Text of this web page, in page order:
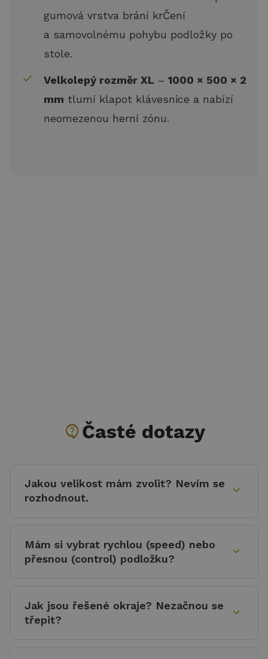
gumová vrstva brání krČení
a samovolnému pohybu podložky po
stole.
Velkolepý rozměr XL – 1000 × 500 × 2
mm tlumí klapot klávesnice a nabízí
neomezenou herní zónu.
contact_supportČasté dotazy
Jakou velikost mám zvolit? Nevím se
rozhodnout.
expand_more
Mám si vybrat rychlou (speed) nebo
přesnou (control) podložku?
expand_more
Jak jsou řešené okraje? Nezačnou se
třepit?
expand_more